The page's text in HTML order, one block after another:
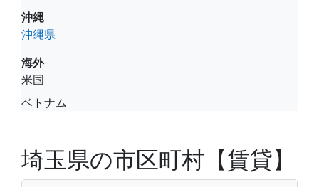
沖縄
沖縄県
海外
米国
ベトナム
埼玉県の市区町村【賃貸】